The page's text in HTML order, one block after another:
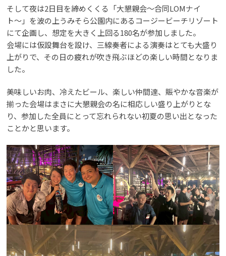
そして夜は2日目を締めくくる「大懇親会〜合同LOMナイ
ト〜」を波の上うみそら公園内にあるコージービーチリゾート
にて企画し、想定を大きく上回る180名が参加しました。
会場には仮設舞台を設け、三線奏者による演奏はとても大盛り
上がりで、その日の疲れが吹き飛ぶほどの楽しい時間となりま
した。
美味しいお肉、冷えたビール、楽しい仲間達、賑やかな音楽が
揃った会場はまさに大懇親会の名に相応しい盛り上がりとな
り、参加した全員にとって忘れられない初夏の思い出となった
ことかと思います。